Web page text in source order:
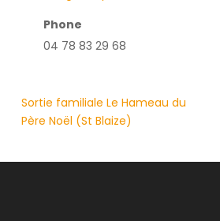
Phone
04 78 83 29 68
Sortie familiale Le Hameau du
Père Noël (St Blaize)